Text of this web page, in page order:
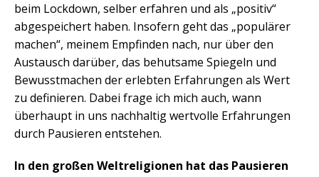
beim Lockdown, selber erfahren und als „positiv“
abgespeichert haben. Insofern geht das „populärer
machen“, meinem Empfinden nach, nur über den
Austausch darüber, das behutsame Spiegeln und
Bewusstmachen der erlebten Erfahrungen als Wert
zu definieren. Dabei frage ich mich auch, wann
überhaupt in uns nachhaltig wertvolle Erfahrungen
durch Pausieren entstehen.
In den großen Weltreligionen hat das Pausieren